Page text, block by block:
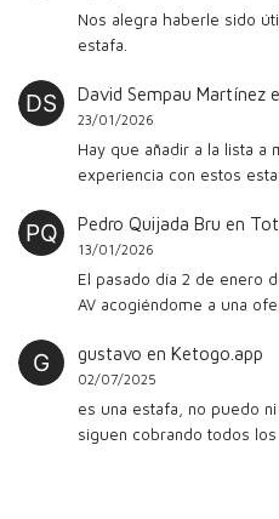
Nos alegra haberle sido
estafa.
David Sempau Martínez
23/01/2026
Hay que añadir a la lista a
experiencia con estos
Pedro Quijada Bru en
13/01/2026
El pasado día 2 de enero
AV acogiéndome a una
gustavo en Ketogo.app
02/07/2025
es una estafa, no puedo
siguen cobrando todos